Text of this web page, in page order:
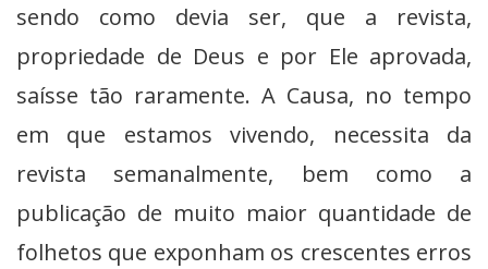
sendo como devia ser, que a revista,
propriedade de Deus e por Ele aprovada,
saísse tão raramente. A Causa, no tempo
em que estamos vivendo, necessita da
revista semanalmente, bem como a
publicação de muito maior quantidade de
folhetos que exponham os crescentes erros